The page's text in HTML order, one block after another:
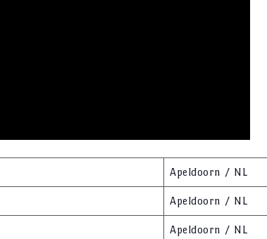
Apeldoorn / NL
Apeldoorn / NL
Apeldoorn / NL